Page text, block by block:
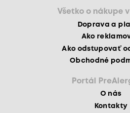
Všetko o nákupe
Doprava a
Ako
Ako odstupovať
Obchodné
Portál
O nás
Kontakty